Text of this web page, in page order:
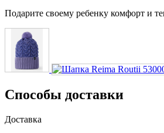
Подарите своему ребенку комфорт и
Способы доставки
Доставка